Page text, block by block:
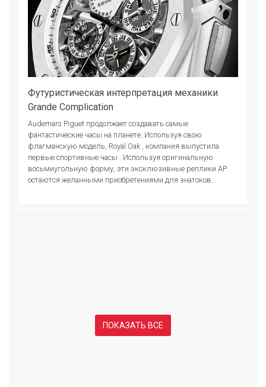
Футуристическая интерпретация механики
Grande Complication
Audemars Piguet продолжает создавать самые
фантастические часы на планете. Используя свою
флагманскую модель, Royal Oak , компания выпустила
первые спортивные часы . Используя оригинальную
восьмиугольную форму, эти эксклюзивные реплики AP
остаются желанными приобретениями для знатоков...
ПОКАЗАТЬ ВСЕ